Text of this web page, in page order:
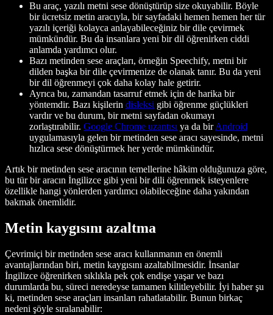
Bu araç, yazılı metni sese dönüştürüp size okuyabilir. Böyle
bir ücretsiz metin aracıyla, bir sayfadaki hemen hemen her tür
yazılı içeriği kolayca anlayabileceğiniz bir dile çevirmek
mümkündür. Bu da insanlara yeni bir dil öğrenirken ciddi
anlamda yardımcı olur.
Bazı metinden sese araçları, örneğin Speechify, metni bir
dilden başka bir dile çevirmenize de olanak tanır. Bu da yeni
bir dil öğrenmeyi çok daha kolay hale getirir.
Ayrıca bu, zamandan tasarruf etmek için de harika bir
yöntemdir. Bazı kişilerin disleksi gibi öğrenme güçlükleri
vardır ve bu durum, bir metni sayfadan okumayı
zorlaştırabilir. Google Chrome uzantısı ya da birAndroid
uygulamasıyla gelen bir metinden sese aracı sayesinde, metni
hızlıca sese dönüştürmek her yerde mümkündür.
Artık bir metinden sese aracının temellerine hâkim olduğunuza göre,
bu tür bir aracın İngilizce gibi yeni bir dili öğrenmek isteyenlere
özellikle hangi yönlerden yardımcı olabileceğine daha yakından
bakmak önemlidir.
Metin kaygısını azaltma
Çevrimiçi bir metinden sese aracı kullanmanın en önemli
avantajlarından biri, metin kaygısını azaltabilmesidir. İnsanlar
İngilizce öğrenirken sıklıkla pek çok endişe yaşar ve bazı
durumlarda bu, süreci neredeyse tamamen kilitleyebilir. İyi haber şu
ki, metinden sese araçları insanları rahatlatabilir. Bunun birkaç
nedeni şöyle sıralanabilir: